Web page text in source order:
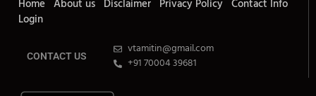
Home About us Disclaimer Privacy Policy Contact Info
Login
CONTACT US
vtamitin@gmail.com
+91 70004 39681